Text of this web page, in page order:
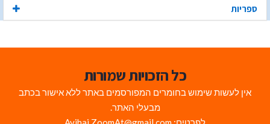
ספריות
כל הזכויות שמורות
אין לעשות שימוש בחומרים המפורסמים באתר ללא אישור בכתב
מבעלי האתר.